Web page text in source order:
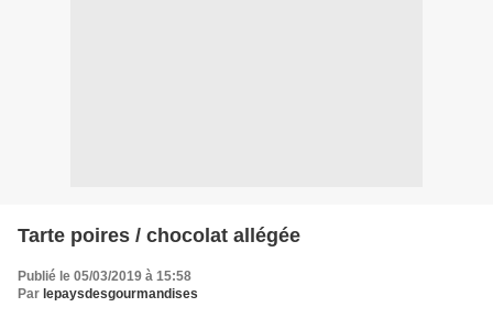
Tarte poires / chocolat allégée
Publié le 05/03/2019 à 15:58
Par lepaysdesgourmandises